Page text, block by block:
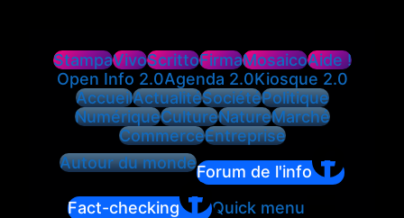
StampaVivoScrittoFirmaMosaicoAide !
Open Info 2.0Agenda 2.0Kiosque 2.0
AccueilActualitéSociétéPolitique
NumériqueCultureNatureMarché
CommerceEntreprise
Autour du mondeForum de l'info
Fact-checking
Quick menu